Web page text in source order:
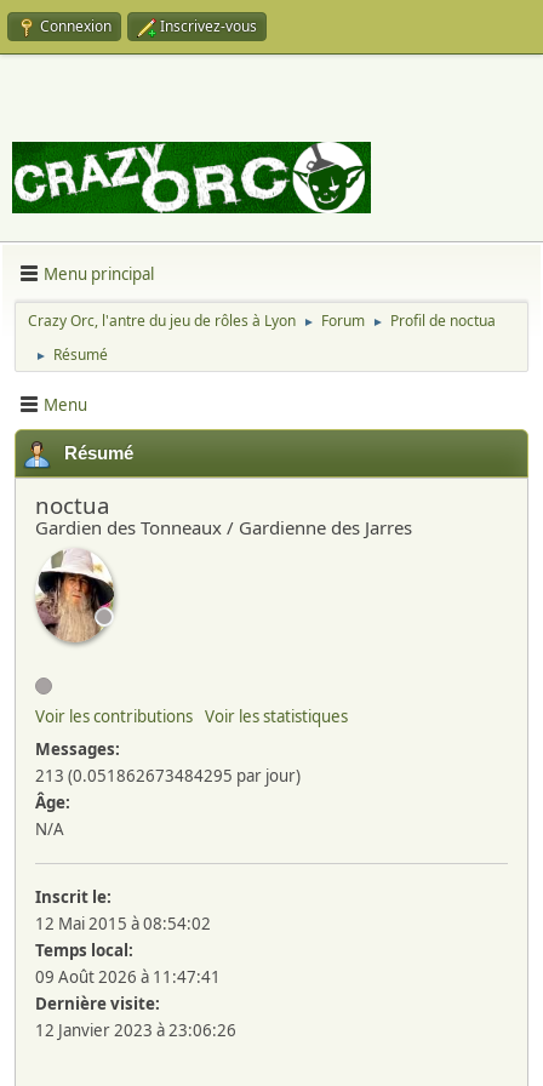
Connexion Inscrivez-vous
Menu principal
Crazy Orc, l'antre du jeu de rôles à Lyon ► Forum ► Profil de noctua
► Résumé
Menu
Résumé
noctua
Gardien des Tonneaux / Gardienne des Jarres
Voir les contributions Voir les statistiques
Messages:
213 (0.051862673484295 par jour)
Âge:
N/A
Inscrit le:
12 Mai 2015 à 08:54:02
Temps local:
09 Août 2026 à 11:47:41
Dernière visite:
12 Janvier 2023 à 23:06:26